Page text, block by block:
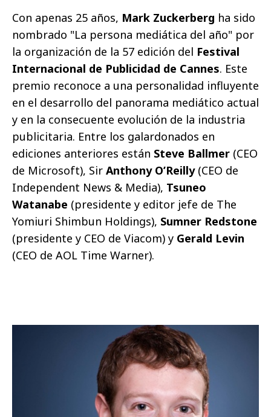
Con apenas 25 años, Mark Zuckerberg ha sido
nombrado "La persona mediática del año" por
la organización de la 57 edición del Festival
Internacional de Publicidad de Cannes. Este
premio reconoce a una personalidad influyente
en el desarrollo del panorama mediático actual
y en la consecuente evolución de la industria
publicitaria. Entre los galardonados en
ediciones anteriores están Steve Ballmer (CEO
de Microsoft), Sir Anthony O’Reilly(CEO de
Independent News & Media), Tsuneo
Watanabe (presidente y editor jefe de The
Yomiuri Shimbun Holdings), Sumner Redstone
(presidente y CEO de Viacom) y Gerald Levin
(CEO de AOL Time Warner).